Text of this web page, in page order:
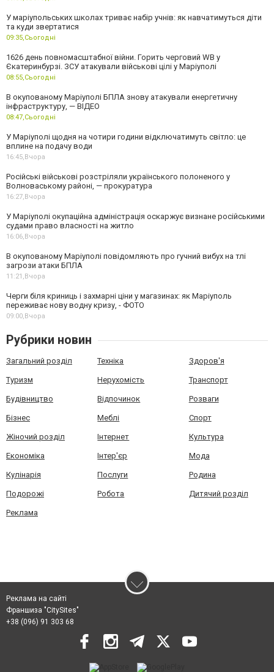
У маріупольських школах триває набір учнів: як навчатимуться діти
та куди звертатися
09:35,Сьогодні
1626 день повномасштабної війни. Горить черговий WB у
Єкатеринбурзі. ЗСУ атакували військові цілі у Маріуполі
08:55,Сьогодні
В окупованому Маріуполі БПЛА знову атакували енергетичну
інфраструктуру, — ВІДЕО
08:47,Сьогодні
У Маріуполі щодня на чотири години відключатимуть світло: це
вплине на подачу води
16:45, Вчора
Російські військові розстріляли українського полоненого у
Волноваському районі, — прокуратура
16:27, Вчора
У Маріуполі окупаційна адміністрація оскаржує визнане російськими
судами право власності на житло
16:06, Вчора
В окупованому Маріуполі повідомляють про гучний вибух на тлі
загрози атаки БПЛА
11:21, Вчора
Черги біля криниць і захмарні ціни у магазинах: як Маріуполь
переживає нову водну кризу, - ФОТО
09:00, Вчора
Рубрики новин
Загальний розділ Техніка Здоров'я
Туризм Нерухомість Транспорт
Будівництво Відпочинок Розваги
Бізнес Меблі Спорт
Жіночий розділ Інтернет Культура
Економіка Інтер'єр Мода
Кулінарія Послуги Родина
Подорожі Робота Дитячий розділ
Реклама
Реклама на сайті
Франшиза "CitySites"
+38 (096) 91 303 68